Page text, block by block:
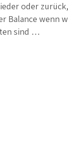
oder
Balance wenn
sind …